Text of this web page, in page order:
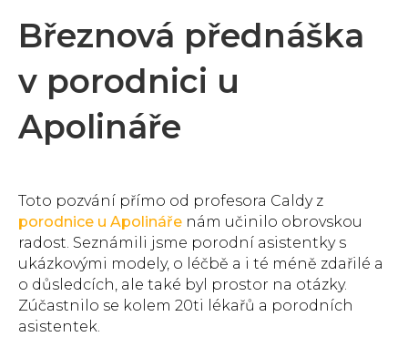
Březnová přednáška
v porodnici u
Apolináře
Toto pozvání přímo od profesora Caldy z
porodnice u Apolináře nám učinilo obrovskou
radost. Seznámili jsme porodní asistentky s
ukázkovými modely, o léčbě a i té méně zdařilé a
o důsledcích, ale také byl prostor na otázky.
Zúčastnilo se kolem 20ti lékařů a porodních
asistentek.